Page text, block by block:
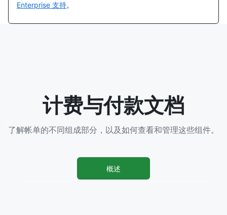
Enterprise 支持。
计费与付款文档
了解帐单的不同组成部分，以及如何查看和管理这些组件。
概述